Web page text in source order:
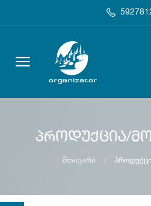
პროდუქცია/
მთავარი